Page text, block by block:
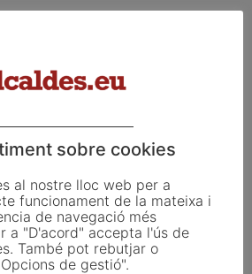
sobre cookies
al nostre lloc web per a
funcionament de la mateixa i
de navegació més
a "D'acord" accepta l'ús de
També pot rebutjar o
de gestió".